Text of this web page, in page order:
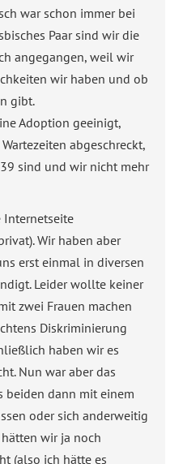
war schon immer bei
Paar sind wir die
angegangen, weil wir
wir haben und ob
gibt.
Adoption geeinigt,
abgeschreckt,
sind und wir nicht mehr
Internetseite
Wir haben aber
erst einmal in diversen
Leider wollte keiner
zwei Frauen machen
Diskriminierung
haben wir es
Nun war aber das
beiden dann mit einem
oder sich anderweitig
wir ja noch
(also ich hätte es